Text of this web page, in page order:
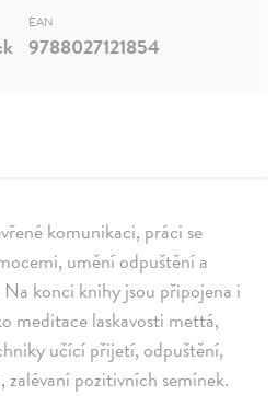
komunikaci, práci se
umění odpuštění a
konci knihy jsou připojena i
meditace laskavosti mettá,
učící přijetí, odpuštění,
pozitivních semínek.
EAN
9788027121854